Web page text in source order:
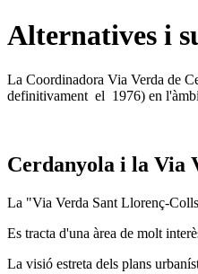
Alternatives i
La Coordinadora Via Verda de
definitivament el 1976) en
Cerdanyola i la Via
La "Via Verda Sant Llorenç-
Es tracta d'una àrea de molt
La visió estreta dels plans